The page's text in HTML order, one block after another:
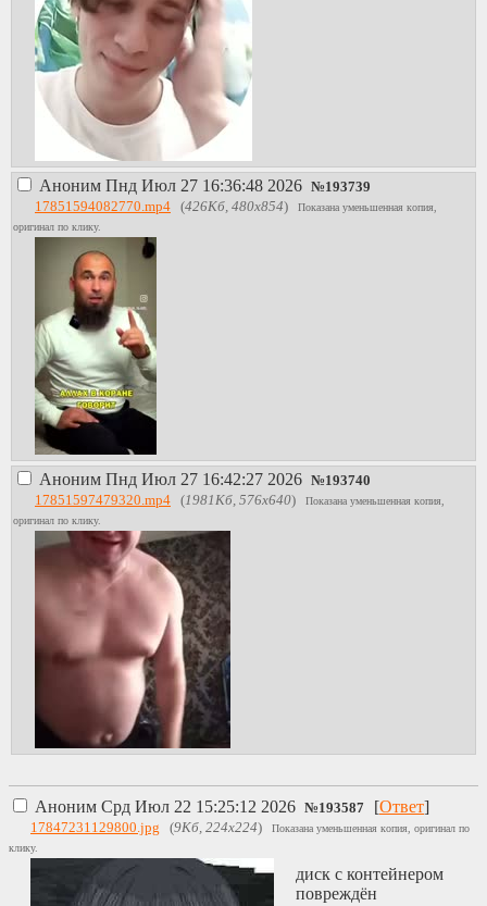
Аноним Пнд Июл 27 16:36:48 2026 №193739
17851594082770.mp4 (426Кб, 480x854)
Показана уменьшенная копия,
оригинал по клику.
Аноним Пнд Июл 27 16:42:27 2026 №193740
17851597479320.mp4 (1981Кб, 576x640)
Показана уменьшенная копия,
оригинал по клику.
Аноним Срд Июл 22 15:25:12 2026 №193587 [Ответ]
17847231129800.jpg (9Кб, 224x224)
Показана уменьшенная копия, оригинал по
клику.
диск с контейнером
повреждён